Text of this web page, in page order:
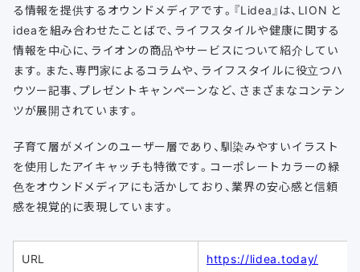
る情報を提供するオウンドメディアです。『Lidea』は、LION と
ideaを組み合わせたことばで、ライフスタイルや健康に関する
情報を中心に、ライオンの商品やサービスについて紹介してい
ます。また、専門家によるコラムや、ライフスタイルに役立つハ
ウツー記事、プレゼントキャンペーンなど、さまざまなコンテン
ツが展開されています。
子育て層がメインのユーザー層であり、馴染みやすいイラスト
を使用したアイキャッチも特徴です。コーポレートカラーの緑
色をオウンドメディアにも活かしており、業界の安心感と信頼
感を視覚的に表現しています。
URL https://lidea.today/